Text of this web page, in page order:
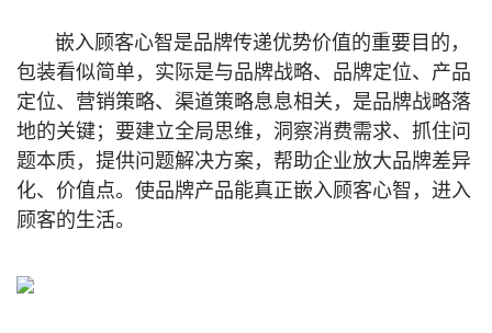
嵌入顾客心智是品牌传递优势价值的重要目的，
包装看似简单，实际是与品牌战略、品牌定位、产品
定位、营销策略、渠道策略息息相关，是品牌战略落
地的关键；要建立全局思维，洞察消费需求、抓住问
题本质，提供问题解决方案，帮助企业放大品牌差异
化、价值点。使品牌产品能真正嵌入顾客心智，进入
顾客的生活。